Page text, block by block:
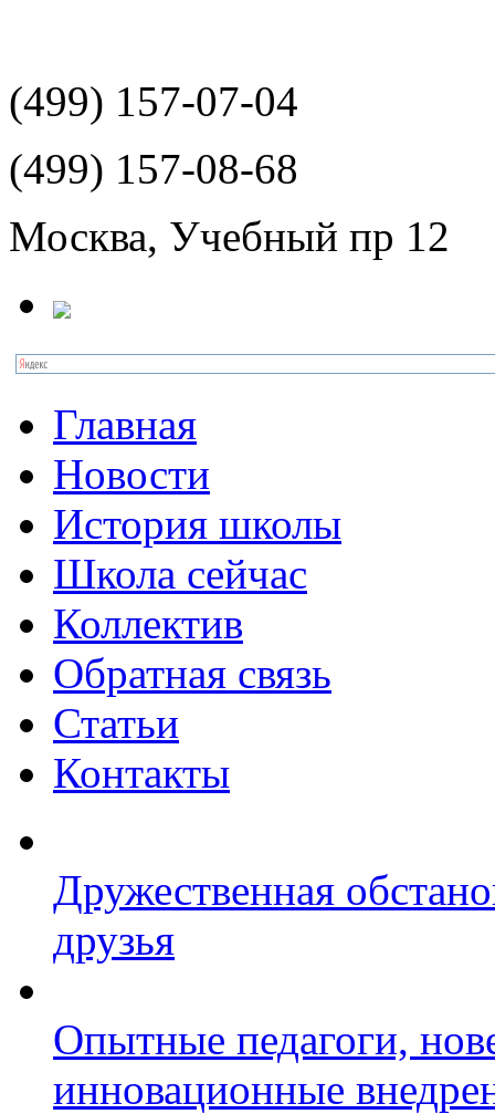
(499) 157-07-04
(499) 157-08-68
Москва, Учебный пр 12
Главная
Новости
История школы
Школа сейчас
Коллектив
Обратная связь
Статьи
Контакты
Дружественная
друзья
Опытные педагоги,
инновационные